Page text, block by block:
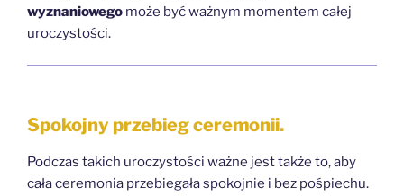
wyznaniowego może być ważnym momentem całej
uroczystości.
Spokojny przebieg ceremonii.
Podczas takich uroczystości ważne jest także to, aby
cała ceremonia przebiegała spokojnie i bez pośpiechu.